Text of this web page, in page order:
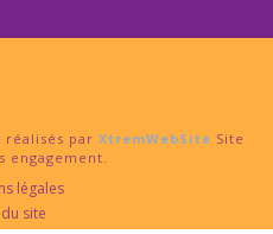
par XtremWebSite Site
engagement.
légales
site